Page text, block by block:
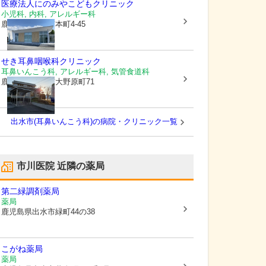
医療法人 にのみやこどもクリニック
小児科, 内科, アレルギー科
鹿児島県出水市本町4-45
せき耳鼻咽喉科クリニック
耳鼻いんこう科, アレルギー科, 気管食道科
鹿児島県出水市大野原町71
出水市(耳鼻いんこう科)の病院・クリニック一覧
市川医院近隣の薬局
第二緑調剤薬局
薬局
鹿児島県出水市緑町44の38
こがね薬局
薬局